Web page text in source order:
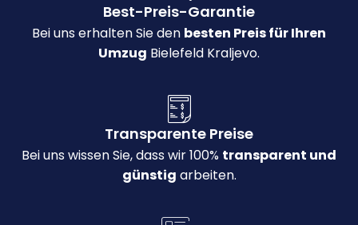
Best-Preis-Garantie
Bei uns erhalten Sie den besten Preis für Ihren
Umzug Bielefeld Kraljevo.
Transparente Preise
Bei uns wissen Sie, dass wir 100% transparent und
günstig arbeiten.